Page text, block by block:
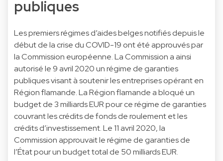
publiques
Les premiers régimes d’aides belges notifiés depuis le
début de la crise du COVID-19 ont été approuvés par
la Commission européenne. La Commission a ainsi
autorisé le 9 avril 2020 un régime de garanties
publiques visant à soutenir les entreprises opérant en
Région flamande. La Région flamande a bloqué un
budget de 3 milliards EUR pour ce régime de garanties
couvrant les crédits de fonds de roulement et les
crédits d’investissement. Le 11 avril 2020, la
Commission approuvait le régime de garanties de
l’État pour un budget total de 50 milliards EUR.